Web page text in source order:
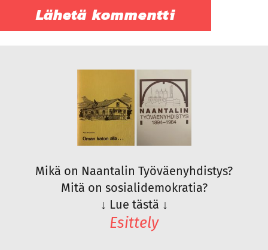
Mikä on Naantalin Työväenyhdistys?
Mitä on sosialidemokratia?
↓ Lue tästä ↓
Esittely